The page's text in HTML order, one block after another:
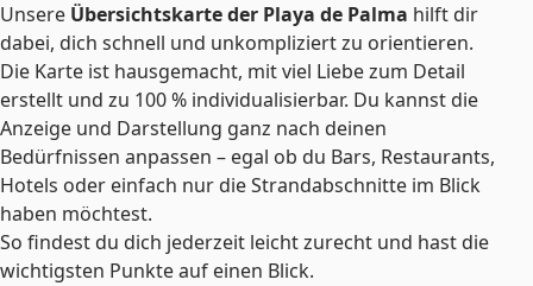
Unsere Übersichtskarte der Playa de Palma hilft dir
dabei, dich schnell und unkompliziert zu orientieren.
Die Karte ist hausgemacht, mit viel Liebe zum Detail
erstellt und zu 100 % individualisierbar. Du kannst die
Anzeige und Darstellung ganz nach deinen
Bedürfnissen anpassen – egal ob du Bars, Restaurants,
Hotels oder einfach nur die Strandabschnitte im Blick
haben möchtest.
So findest du dich jederzeit leicht zurecht und hast die
wichtigsten Punkte auf einen Blick.